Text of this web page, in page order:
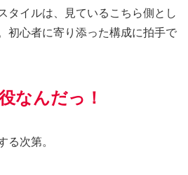
タイルは、見ているこちら側とし
初心者に寄り添った構成に拍手で
なんだっ！
次第。